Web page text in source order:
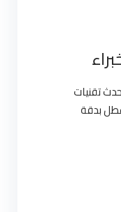
تقنيات
بدقة